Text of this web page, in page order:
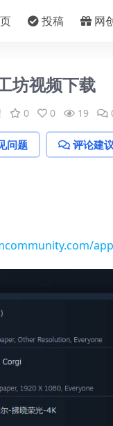
投稿 网
坊视频下载
0 0 19
问题 评论建议